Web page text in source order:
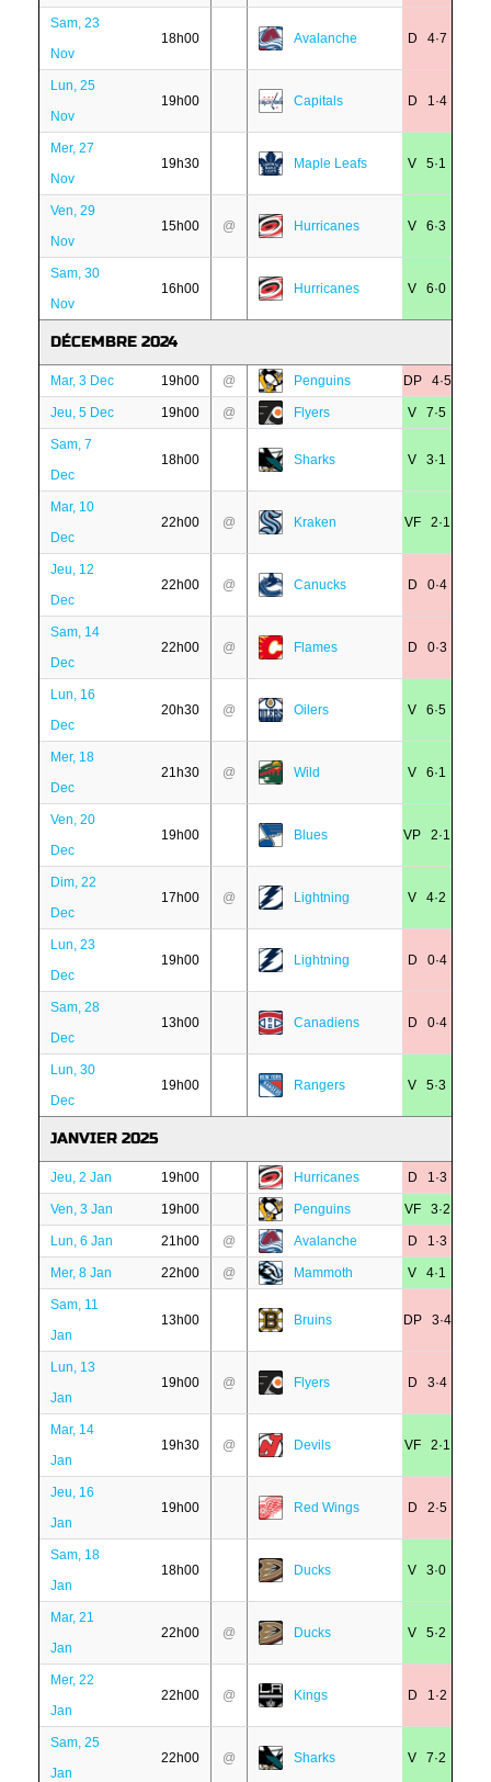
Sam, 23
Nov
18h00 Avalanche D 4·7
Lun, 25
Nov
19h00 Capitals D 1·4
Mer, 27
Nov
19h30 Maple Leafs V 5·1
Ven, 29
Nov
15h00 @ Hurricanes V 6·3
Sam, 30
Nov
16h00 Hurricanes V 6·0
DÉCEMBRE 2024
Mar, 3 Dec 19h00 @ Penguins DP 4·5
Jeu, 5 Dec 19h00 @ Flyers V 7·5
Sam, 7
Dec
18h00 Sharks V 3·1
Mar, 10
Dec
22h00 @ Kraken VF 2·1
Jeu, 12
Dec
22h00 @ Canucks D 0·4
Sam, 14
Dec
22h00 @ Flames D 0·3
Lun, 16
Dec
20h30 @ Oilers V 6·5
Mer, 18
Dec
21h30 @ Wild V 6·1
Ven, 20
Dec
19h00 Blues VP 2·1
Dim, 22
Dec
17h00 @ Lightning V 4·2
Lun, 23
Dec
19h00 Lightning D 0·4
Sam, 28
Dec
13h00 Canadiens D 0·4
Lun, 30
Dec
19h00 Rangers V 5·3
JANVIER 2025
Jeu, 2 Jan 19h00 Hurricanes D 1·3
Ven, 3 Jan 19h00 Penguins VF 3·2
Lun, 6 Jan 21h00 @ Avalanche D 1·3
Mer, 8 Jan 22h00 @ Mammoth V 4·1
Sam, 11
Jan
13h00 Bruins DP 3·4
Lun, 13
Jan
19h00 @ Flyers D 3·4
Mar, 14
Jan
19h30 @ Devils VF 2·1
Jeu, 16
Jan
19h00 Red Wings D 2·5
Sam, 18
Jan
18h00 Ducks V 3·0
Mar, 21
Jan
22h00 @ Ducks V 5·2
Mer, 22
Jan
22h00 @ Kings D 1·2
Sam, 25
Jan
22h00 @ Sharks V 7·2